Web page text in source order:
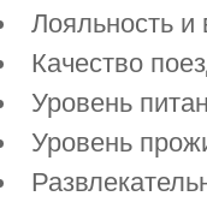
Лояльность и
Качество
Уровень
Уровень